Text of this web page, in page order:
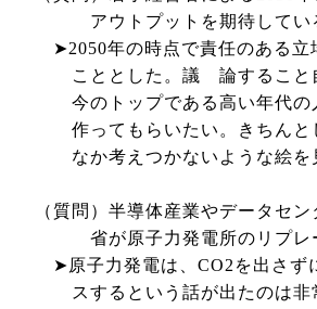
アウトプットを期待してい
➤2050年の時点で責任のある立
こととした。議 論すること自
今のトップである高い年代の
作ってもらいたい。きちんと
なか考えつかないような絵を
（質問）半導体産業やデータセ
省が原子力発電所のリプレー
➤原子力発電は、CO2を出さず
スするという話が出たのは非